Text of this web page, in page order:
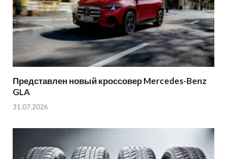
Представлен новый кроссовер Mercedes-Benz
GLA
31.07.2026